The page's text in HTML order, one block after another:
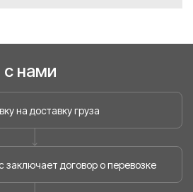
нами
на доставку груза
заключает договор о перевозке